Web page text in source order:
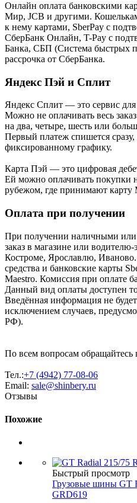
Онлайн оплата банковскими
Мир, JCB и другими.
к нему картами, SberPay с
СберБанк Онлайн, T-Pay с
Банка, СБП (Система быстрых
рассрочка от СберБанка.
Яндекс Пэй и Сплит
Яндекс Cплит — это сервис
Можно не оплачивать весь
на два, четыре, шесть или
Первый платеж спишется
фиксированному графику.
Карта Пэй — это цифровая
Ей можно оплачивать покупки
рубежом, где принимают карту
Оплата при получении
При получении наличными или
заказ в магазине или
Костроме, Ярославлю,
средства и банковские карты
Maestro. Комиссия при оплате
Данный вид оплаты доступен
Введённая информация не
исключением случаев,
РФ).
По всем вопросам
Тел.:+7 (4942) 77-08-06
Email: sale@shinbery.ru
Отзывы
Похожие
Быстрый просмотр
Грузовые шины GT
GRD619